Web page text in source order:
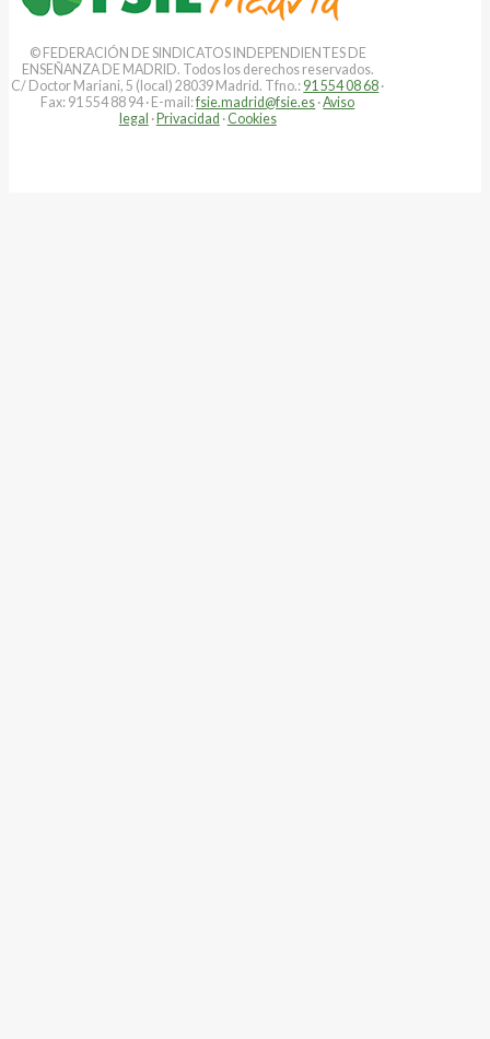
© FEDERACIÓN DE SINDICATOS INDEPENDIENTES DE
ENSEÑANZA DE MADRID. Todos los derechos reservados.
C/ Doctor Mariani, 5 (local) 28039 Madrid. Tfno.: 91 554 08 68 ·
Fax: 91 554 88 94 · E-mail:fsie.madrid@fsie.es ·Aviso
legal ·Privacidad · Cookies